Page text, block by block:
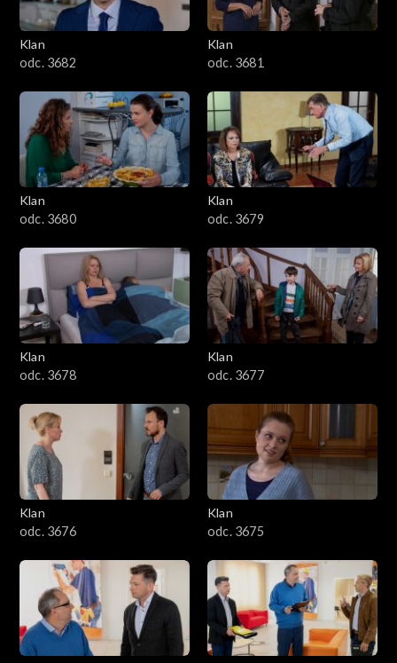
1301–1400
1201–1300
1101–1200
1001–1100
901–1000
801–900
701–800
601–700
501–600
401–500
301–400
201–300
101–200
1–100
Klan
odc. 3682
Klan
odc. 3681
Klan
odc. 3680
Klan
odc. 3679
Klan
odc. 3678
Klan
odc. 3677
Klan
odc. 3676
Klan
odc. 3675